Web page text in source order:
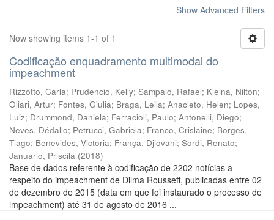
Show Advanced Filters
Now showing items 1-1 of 1
Codificação enquadramento multimodal do
impeachment
Rizzotto, Carla; Prudencio, Kelly; Sampaio, Rafael; Kleina, Nilton;
Oliari, Artur; Fontes, Giulia; Braga, Leila; Anacleto, Helen; Lopes,
Luiz; Drummond, Daniela; Ferracioli, Paulo; Antonelli, Diego;
Neves, Dédallo; Petrucci, Gabriela; Franco, Crislaine; Borges,
Tiago; Benevides, Victoria; França, Djiovani; Sordi, Renato;
Januario, Priscila (2018)
Base de dados referente à codificação de 2202 notícias a
respeito do impeachment de Dilma Rousseff, publicadas entre 02
de dezembro de 2015 (data em que foi instaurado o processo de
impeachment) até 31 de agosto de 2016 ...